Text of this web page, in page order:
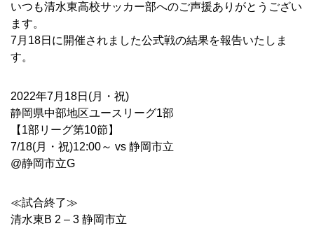
いつも清水東高校サッカー部へのご声援ありがとうござい
ます。
7月18日に開催されました公式戦の結果を報告いたしま
す。
2022年7月18日(月・祝)
静岡県中部地区ユースリーグ1部
【1部リーグ第10節】
7/18(月・祝)12:00～ vs 静岡市立
@静岡市立G
≪試合終了≫
清水東B 2 – 3 静岡市立